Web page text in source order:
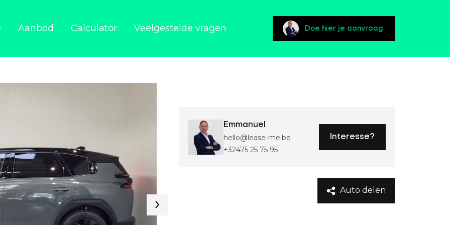
Aanbod Calculator Veelgestelde vragen Doe hier je aanvraag
Emmanuel
hello@lease-me.be
+32475 25 75 95
Interesse?
Auto delen